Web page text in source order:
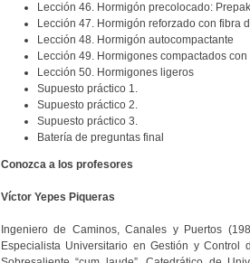
Lección 46. Hormigón precolocado:
Lección 47. Hormigón reforzado con fibra
Lección 48. Hormigón autocompactante
Lección 49. Hormigones compactados
Lección 50. Hormigones ligeros
Supuesto práctico 1.
Supuesto práctico 2.
Supuesto práctico 3.
Batería de preguntas final
Conozca a los profesores
Víctor Yepes Piqueras
Ingeniero de Caminos, Canales y Puertos
Especialista Universitario en Gestión y